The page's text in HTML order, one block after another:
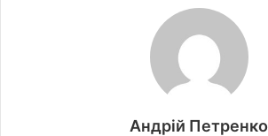
Андрій Петренко